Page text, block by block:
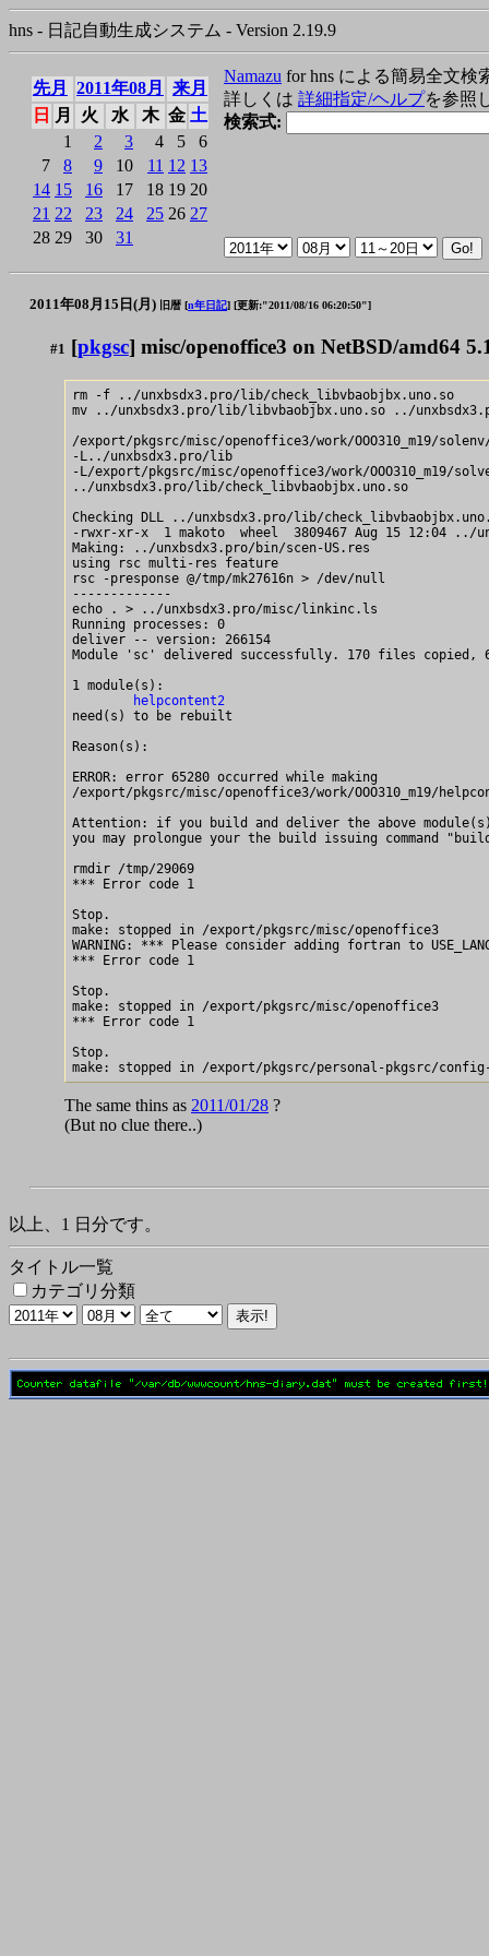
hns - 日記自動生成システム - Version 2.19.9
先月 2011年08月
来月
日
月 火 水 木 金 土
1
2 3 4 5
6
7
8 9 10 11 12 13
14 15 16 17 18 19 20
21 22 23 24 25 26 27
28 29 30 31
Namazu for hns による簡易全文検
詳しくは 詳細指定/ヘルプを参照
検索式:
2011年08月15日(月) 旧暦 [n年日記] [更新:"2011/08/16 06:20:50"]
#1 [pkgsc] misc/openoffice3 on NetBSD/amd64
rm -f ../unxbsdx3.pro/lib/check_libvbaobjbx.uno.so
mv ../unxbsdx3.pro/lib/libvbaobjbx.uno.so ../
/export/pkgsrc/misc/openoffice3/work/OOO310_m19/
-L../unxbsdx3.pro/lib
-L/export/pkgsrc/misc/openoffice3/work/OOO310_m19/
../unxbsdx3.pro/lib/check_libvbaobjbx.uno.so
Checking DLL ../unxbsdx3.pro/lib/
-rwxr-xr-x  1 makoto  wheel  3809467 Aug 15 12:04 ../
Making: ../unxbsdx3.pro/bin/scen-US.res
using rsc multi-res feature
rsc -presponse @/tmp/mk27616n > /dev/null
-------------
echo . > ../unxbsdx3.pro/misc/linkinc.ls
Running processes: 0
deliver -- version: 266154
Module 'sc' delivered successfully. 170 files copied,
        helpcontent2
need(s) to be rebuilt
Reason(s):
ERROR: error 65280 occurred while making
/export/pkgsrc/misc/openoffice3/work/OOO310_m19/
Attention: if you build and deliver the above
you may prolongue your the build issuing command
rmdir /tmp/29069
*** Error code 1
Stop.
make: stopped in /export/pkgsrc/misc/openoffice3
WARNING: *** Please consider adding fortran to
*** Error code 1
Stop.
make: stopped in /export/pkgsrc/misc/openoffice3
*** Error code 1
Stop.
The same thins as 2011/01/28 ?
(But no clue there..)
以上、1 日分です。
タイトル一覧
カテゴリ分類